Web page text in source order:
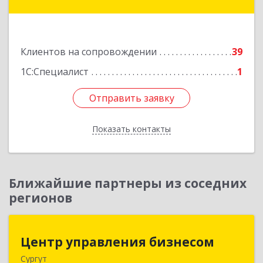
Клиентов на сопровождении
39
1С:Специалист
1
Отправить заявку
Показать контакты
Отправить заявку
Назад
Ближайшие партнеры из соседних
регионов
Центр управления бизнесом
Сургут
Центр управления бизнесом